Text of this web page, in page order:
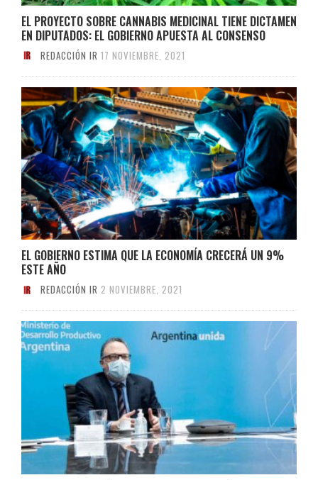
EL PROYECTO SOBRE CANNABIS MEDICINAL TIENE DICTAMEN
EN DIPUTADOS: EL GOBIERNO APUESTA AL CONSENSO
REDACCIÓN IR 17 NOVIEMBRE, 2021
EL GOBIERNO ESTIMA QUE LA ECONOMÍA CRECERÁ UN 9%
ESTE AÑO
REDACCIÓN IR 2 NOVIEMBRE, 2021